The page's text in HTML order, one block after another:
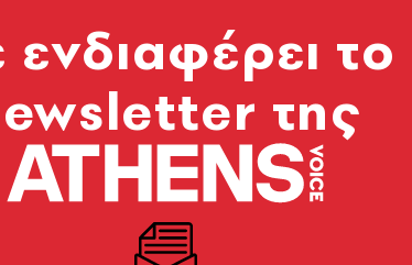
σε τρένο της
του
ενδιαφέρει το
της